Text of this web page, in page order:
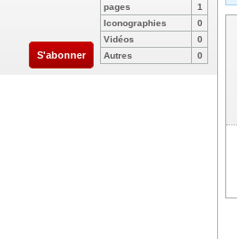
S'abonner
pages
1
Iconographies
0
Vidéos
0
Autres
0